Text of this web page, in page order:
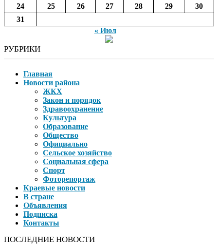
24
25 26 27 28 29
30
31
« Июл
РУБРИКИ
Главная
Новости района
ЖКХ
Закон и порядок
Здравоохранение
Культура
Образование
Общество
Официально
Сельское хозяйство
Социальная сфера
Спорт
Фоторепортаж
Краевые новости
В стране
Объявления
Подписка
Контакты
ПОСЛЕДНИЕ НОВОСТИ